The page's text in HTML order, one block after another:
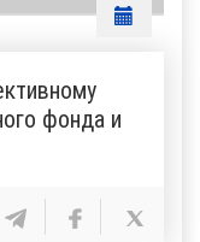
фонда и